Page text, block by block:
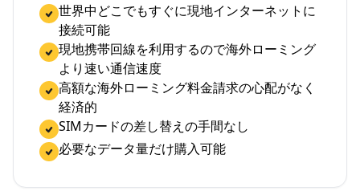
世界中どこでもすぐに現地インターネットに
接続可能
現地携帯回線を利用するので海外ローミング
より速い通信速度
高額な海外ローミング料金請求の心配がなく
経済的
SIMカードの差し替えの手間なし
必要なデータ量だけ購入可能